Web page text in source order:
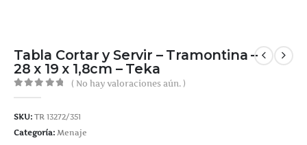
Tabla Cortar y Servir – Tramontina –
28 x 19 x 1,8cm – Teka
( No hay valoraciones aún. )
SKU: TR 13272/351
Categoría: Menaje